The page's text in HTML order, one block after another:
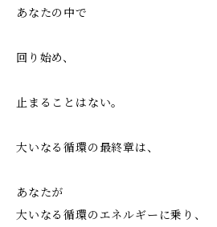
あなたの中で
回り始め、
止まることはない。
大いなる循環の最終章は、
あなたが
大いなる循環のエネルギーに乗り、